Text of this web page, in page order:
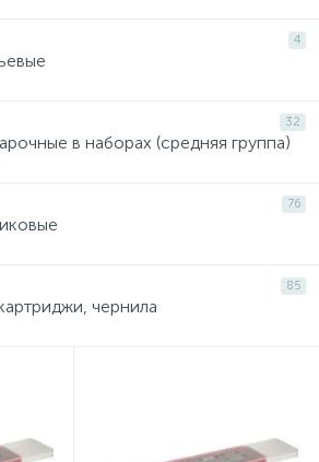
4
32
в наборах (средняя группа)
76
85
чернила